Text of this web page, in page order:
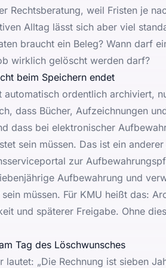
Rechtsberatung, weil Fristen je
Alltag lässt sich aber viel
braucht ein Beleg? Wann darf
wirklich gelöscht werden darf?
beim Speichern endet
automatisch ordentlich archiviert,
, dass Bücher, Aufzeichnungen
dass bei elektronischer
sein müssen. Das ist ein
zur
Aufbewahrung und
müssen. Für KMU heißt das:
und späterer Freigabe. Ohne
Tag des Löschwunsches
lautet: „Die Rechnung ist sieben